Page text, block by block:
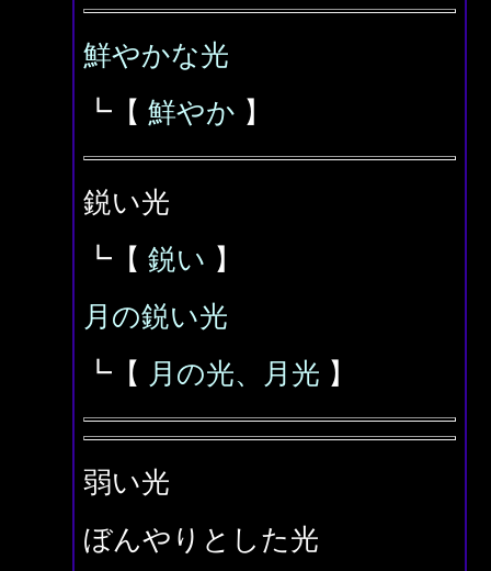
鮮やかな光
┗【 鮮やか 】
鋭い光
┗【 鋭い 】
月の鋭い光
┗【 月の光、月光 】
弱い光
ぼんやりとした光